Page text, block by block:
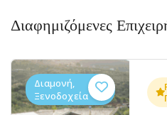
Διαφημιζόμενες
(1381)
Διαμονή,
Ξενοδοχεία